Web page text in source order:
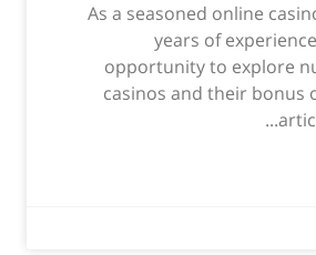
As a seasoned online
years of
opportunity to explore
casinos and their bonus